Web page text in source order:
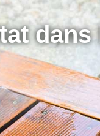
dans